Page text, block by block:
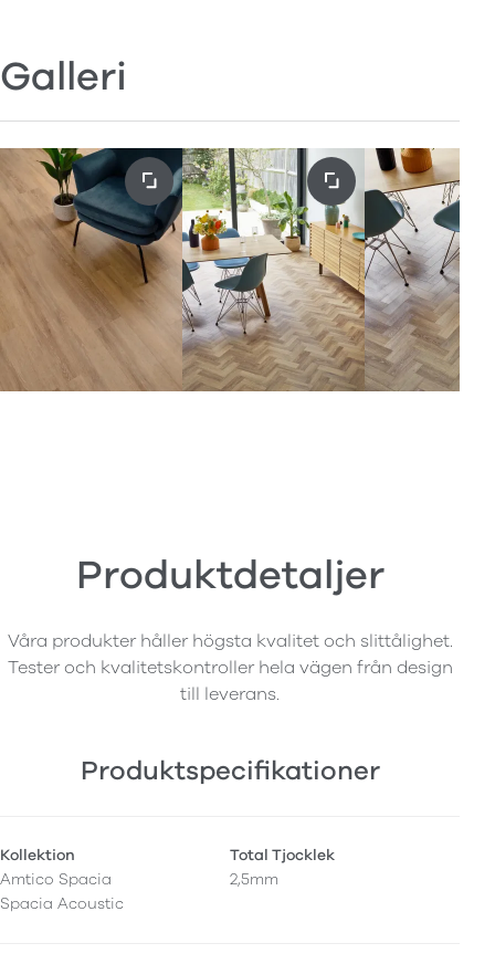
Galleri
Produktdetaljer
Våra produkter håller högsta kvalitet och slittålighet.
Tester och kvalitetskontroller hela vägen från design
till leverans.
Produktspecifikationer
Kollektion
Amtico Spacia
Spacia Acoustic
Total Tjocklek
2,5mm